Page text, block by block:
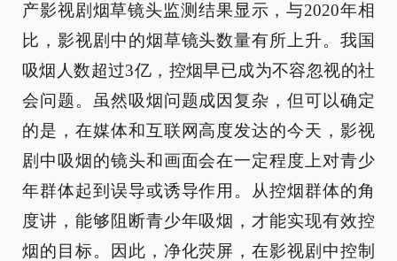
产影视剧烟草镜头监测结果显示，与2020年相
比，影视剧中的烟草镜头数量有所上升。我国
吸烟人数超过3亿，控烟早已成为不容忽视的社
会问题。虽然吸烟问题成因复杂，但可以确定
的是，在媒体和互联网高度发达的今天，影视
剧中吸烟的镜头和画面会在一定程度上对青少
年群体起到误导或诱导作用。从控烟群体的角
度讲，能够阻断青少年吸烟，才能实现有效控
烟的目标。因此，净化荧屏，在影视剧中控制